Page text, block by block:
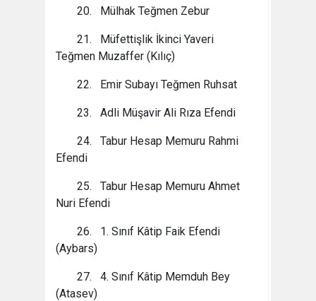
20. Mülhak Teğmen Zebur
21. Müfettişlik İkinci Yaveri
Teğmen Muzaffer (Kılıç)
22. Emir Subayı Teğmen Ruhsat
23. Adli Müşavir Ali Rıza Efendi
24. Tabur Hesap Memuru Rahmi
Efendi
25. Tabur Hesap Memuru Ahmet
Nuri Efendi
26. 1. Sınıf Kâtip Faik Efendi
(Aybars)
27. 4. Sınıf Kâtip Memduh Bey
(Atasev)